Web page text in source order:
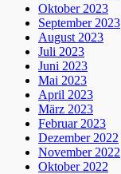
Oktober 2023
September 2023
August 2023
Juli 2023
Juni 2023
Mai 2023
April 2023
März 2023
Februar 2023
Dezember 2022
November 2022
Oktober 2022